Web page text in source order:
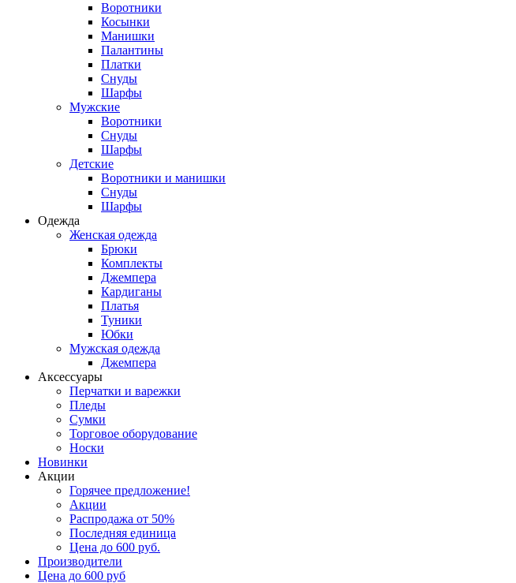
Воротники
Косынки
Манишки
Палантины
Платки
Снуды
Шарфы
Мужские
Воротники
Снуды
Шарфы
Детские
Воротники и манишки
Снуды
Шарфы
Одежда
Женская одежда
Брюки
Комплекты
Джемпера
Кардиганы
Платья
Туники
Юбки
Мужская одежда
Джемпера
Аксессуары
Перчатки и варежки
Пледы
Сумки
Торговое оборудование
Носки
Новинки
Акции
Горячее предложение!
Акции
Распродажа от 50%
Последняя единица
Цена до 600 руб.
Производители
Цена до 600 руб